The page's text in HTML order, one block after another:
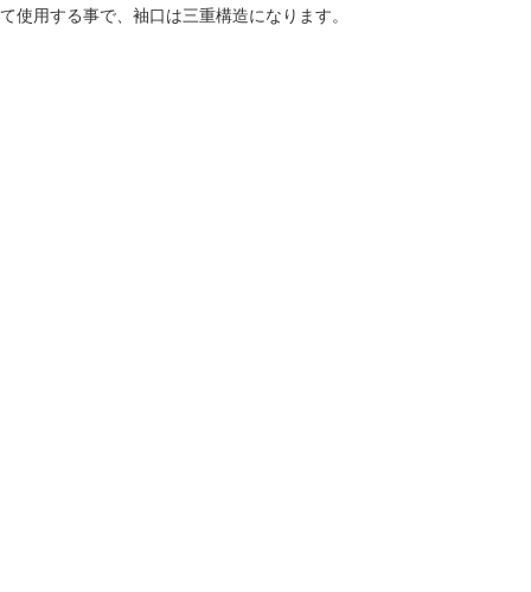
用する事で、袖口は三重構造になります。